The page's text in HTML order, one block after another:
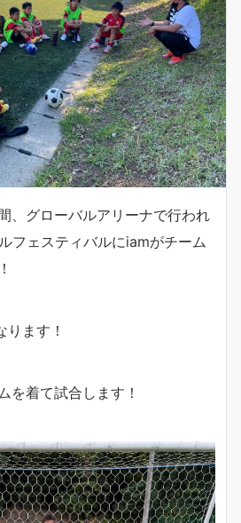
、グローバルアリーナで行われ
フェスティバルにiamがチーム
ます！
を着て試合します！